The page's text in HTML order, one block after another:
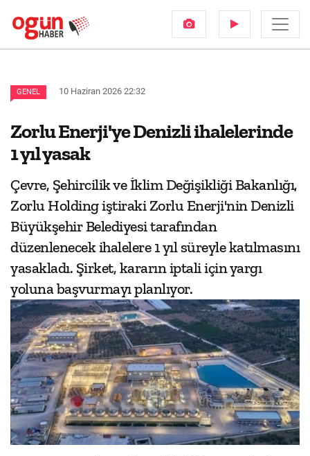
GENEL 10 Haziran 2026 22:32
Zorlu Enerji'ye Denizli ihalelerinde
1 yıl yasak
Çevre, Şehircilik ve İklim Değişikliği Bakanlığı,
Zorlu Holding iştiraki Zorlu Enerji'nin Denizli
Büyükşehir Belediyesi tarafından
düzenlenecek ihalelere 1 yıl süreyle katılmasını
yasakladı. Şirket, kararın iptali için yargı
yoluna başvurmayı planlıyor.